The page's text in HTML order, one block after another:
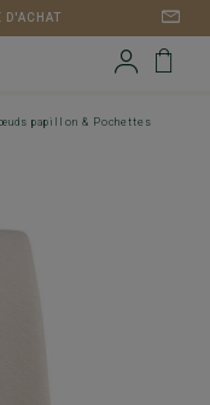
D'ACHAT
papillon & Pochettes